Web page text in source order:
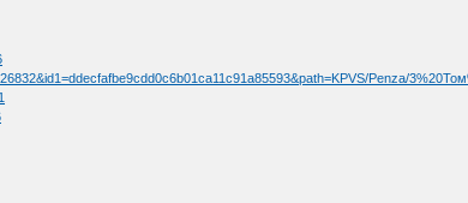
Penza/